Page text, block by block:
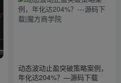
动态波动止盈突破策略案例，
年化达204%？—源码下载